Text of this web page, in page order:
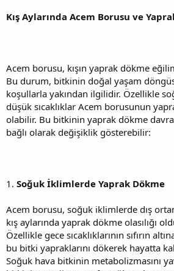
Kış Aylarında Acem Borusu ve
Acem borusu, kışın yaprak dökme
Bu durum, bitkinin doğal yaşam
koşullarla yakından ilgilidir. Özellikle
düşük sıcaklıklar Acem borusunun
olabilir. Bu bitkinin yaprak dökme
bağlı olarak değişiklik gösterebilir:
1. Soğuk İklimlerde Yaprak Dökme
Acem borusu, soğuk iklimlerde dış
kış aylarında yaprak dökme olasılığı
Özellikle gece sıcaklıklarının sıfırın
bu bitki yapraklarını dökerek hayatta
Soğuk hava bitkinin metabolizmasını